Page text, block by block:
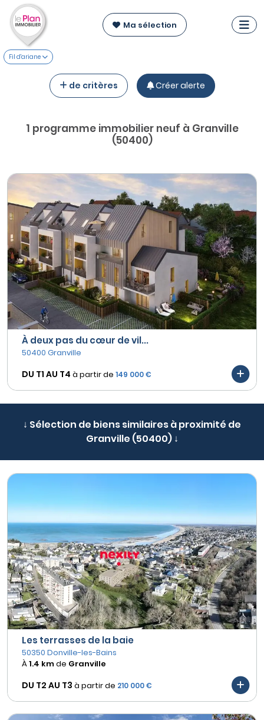
Ma sélection
Fil d'ariane
de critères Créer alerte
1 programme immobilier neuf à Granville
(50400)
À deux pas du cœur de vil...
50400 Granville
DU T1 AU T4 à partir de 149 000 €
↓ Sélection de biens similaires à proximité de
Granville (50400) ↓
Les terrasses de la baie
50350 Donville-les-Bains
À1.4 kmde Granville
DU T2 AU T3 à partir de 210 000 €